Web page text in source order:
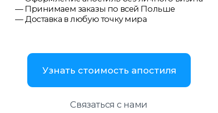
Апостиль на свидетельство о
через Министерство иностранных дел
за границей. Мы проверяем, подходит
ли оригинал, требуется ли дубликат,